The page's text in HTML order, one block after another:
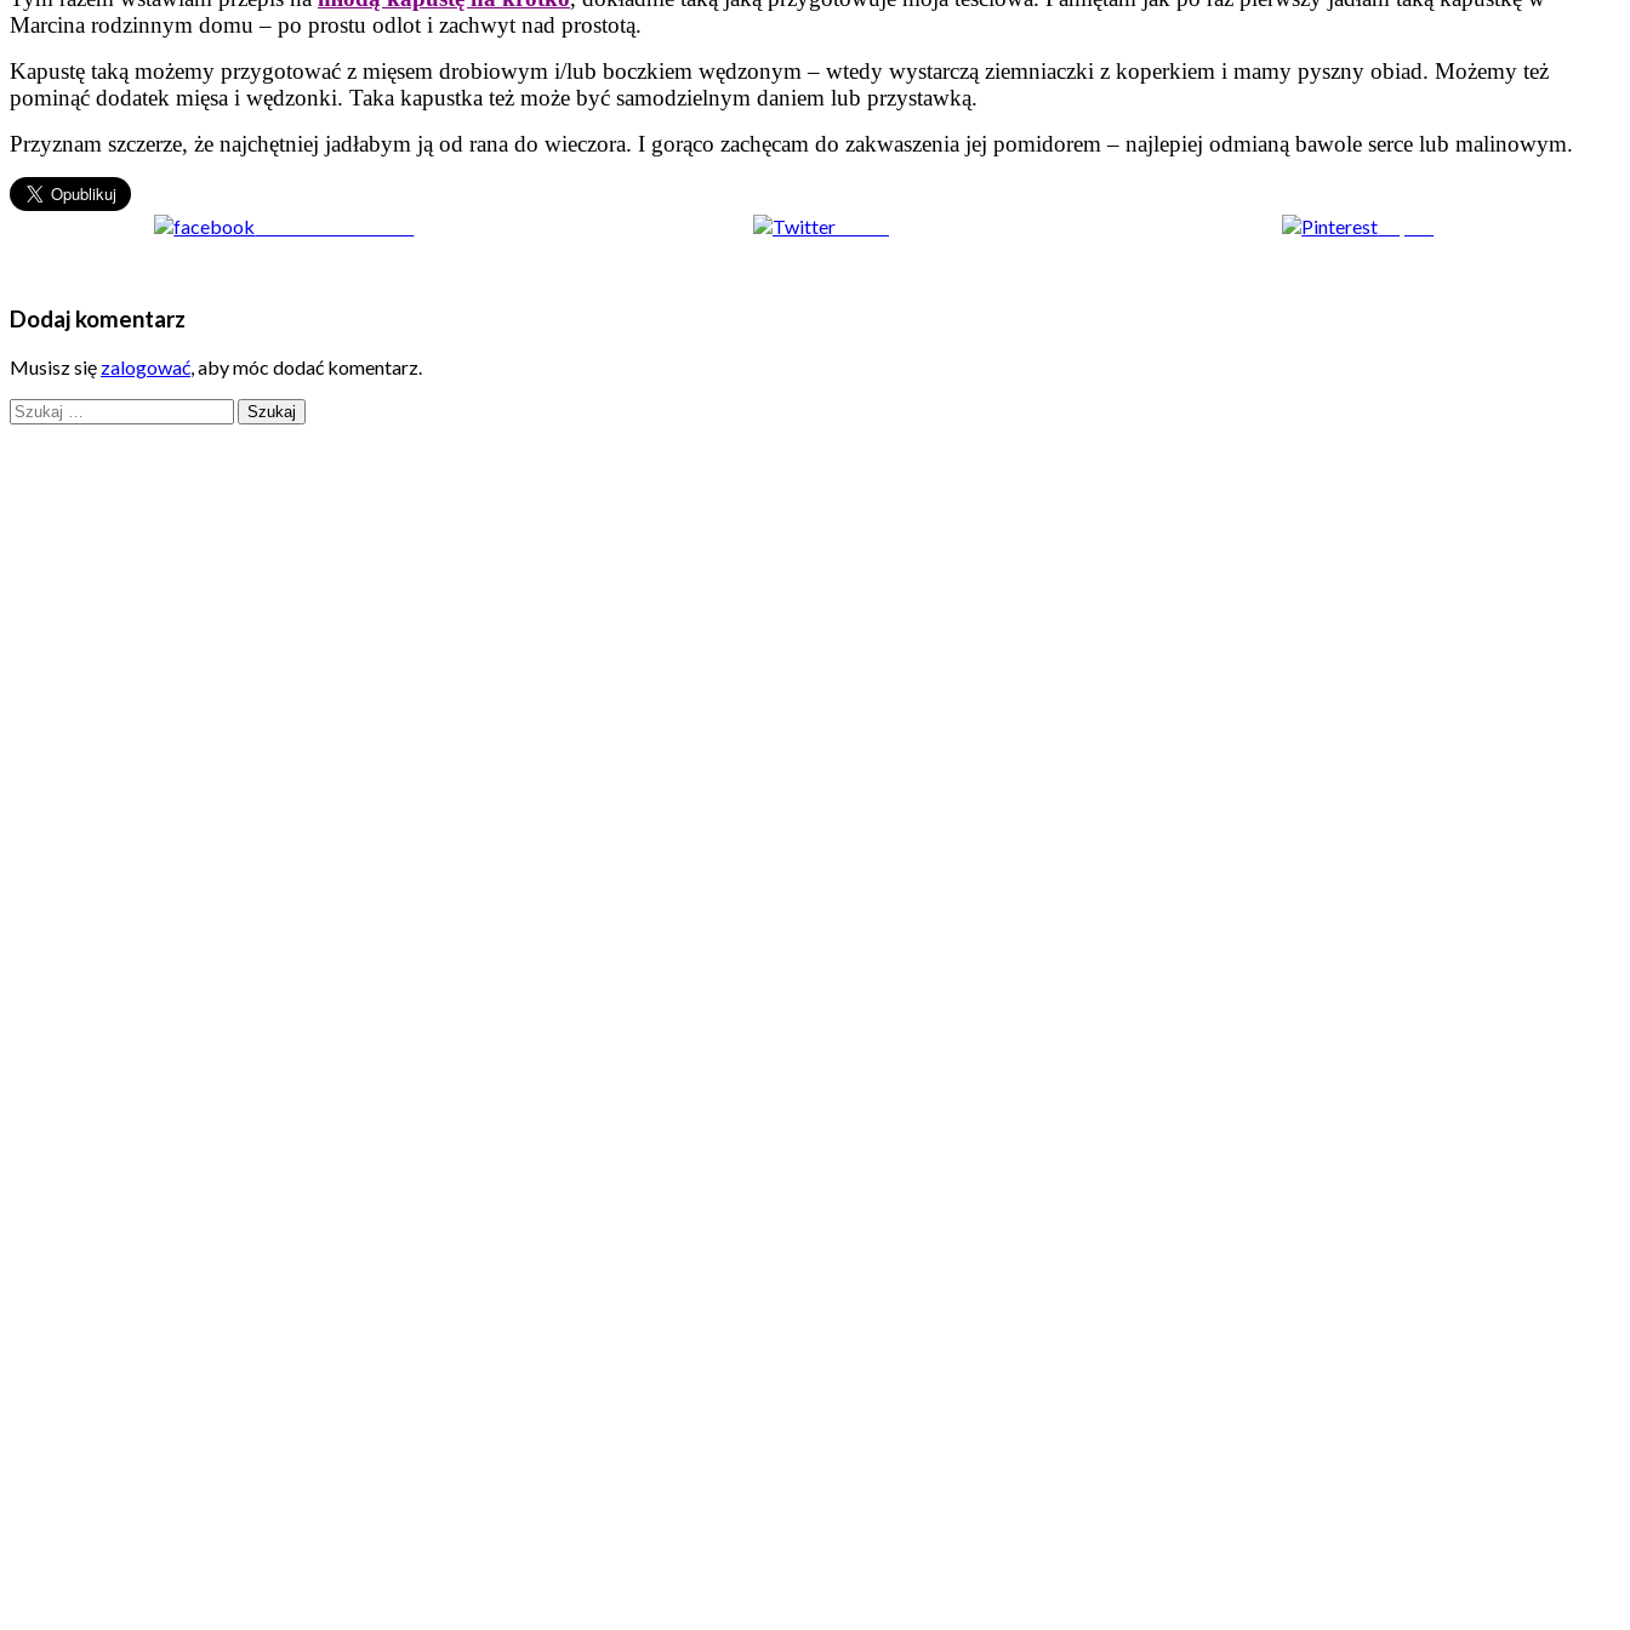
Marcina rodzinnym domu – po prostu odlot i zachwyt nad prostotą.
Kapustę taką możemy przygotować z mięsem drobiowym i/lub boczkiem wędzonym – wtedy wystarczą ziemniaczki z koperkiem i mamy pyszny obiad. Możemy też
pominąć dodatek mięsa i wędzonki. Taka kapustka też może być samodzielnym daniem lub przystawką.
Przyznam szczerze, że najchętniej jadłabym ją od rana do wieczora. I gorąco zachęcam do zakwaszenia jej pomidorem – najlepiej odmianą bawole serce lub malinowym.
Dodaj komentarz
Musisz się zalogować, aby móc dodać komentarz.
Szukaj: